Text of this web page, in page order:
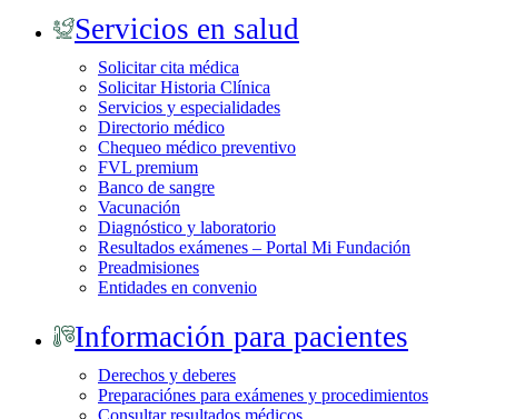
Servicios en salud
Solicitar cita médica
Solicitar Historia Clínica
Servicios y especialidades
Directorio médico
Chequeo médico preventivo
FVL premium
Banco de sangre
Vacunación
Diagnóstico y laboratorio
Resultados exámenes – Portal Mi Fundación
Preadmisiones
Entidades en convenio
Información para pacientes
Derechos y deberes
Preparaciónes para exámenes y procedimientos
Consultar resultados médicos